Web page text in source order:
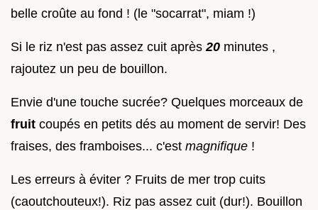
belle croûte au fond ! (le "socarrat", miam !)
Si le riz n'est pas assez cuit après20 minutes ,
rajoutez un peu de bouillon.
Envie d'une touche sucrée? Quelques morceaux de
fruit coupés en petits dés au moment de servir! Des
fraises, des framboises... c'est magnifique !
Les erreurs à éviter ? Fruits de mer trop cuits
(caoutchouteux!). Riz pas assez cuit (dur!). Bouillon